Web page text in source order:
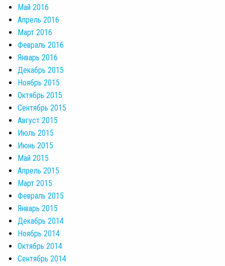
Май 2016
Апрель 2016
Март 2016
Февраль 2016
Январь 2016
Декабрь 2015
Ноябрь 2015
Октябрь 2015
Сентябрь 2015
Август 2015
Июль 2015
Июнь 2015
Май 2015
Апрель 2015
Март 2015
Февраль 2015
Январь 2015
Декабрь 2014
Ноябрь 2014
Октябрь 2014
Сентябрь 2014